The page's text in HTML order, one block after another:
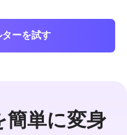
ーを試す
単に変身